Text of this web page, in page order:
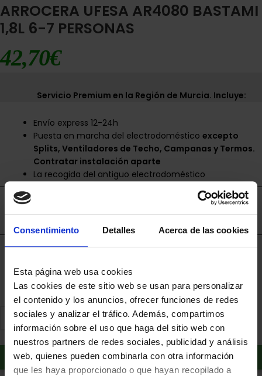
Consentimiento Detalles Acerca de las cookies
Esta página web usa cookies
Las cookies de este sitio web se usan para personalizar
el contenido y los anuncios, ofrecer funciones de redes
sociales y analizar el tráfico. Además, compartimos
información sobre el uso que haga del sitio web con
nuestros partners de redes sociales, publicidad y análisis
web, quienes pueden combinarla con otra información
que les haya proporcionado o que hayan recopilado a
ARROCERA UFESA AR4080 BASTAMI
1,8L 6-7 PERSONAS
42,70€
Servicio Premium en la Región de Murcia. Incluye:
Envío express 12-24h
Puesta en marcha del electrodomésticoexcepto
Splits, Ventiladores de Techo, Campanas y Termos.
Contratar instalación aparte
La recogida del antiguo electrodoméstico
Envíos disponibles únicamente en la Región de
Murcia.
+ info
Añadir al carrito